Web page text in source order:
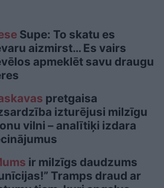
Supe: To skatu es
aizmirst… Es vairs
apmeklēt savu draugu
pretgaisa
izturējusi milzīgu
vilni – analītiķi izdara
ir milzīgs daudzums
Tramps draud ar